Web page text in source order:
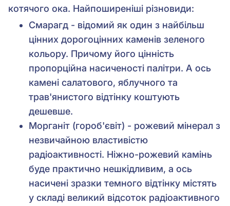
котячого ока. Найпоширеніші різновиди:
Смарагд - відомий як один з найбільш
цінних дорогоцінних каменів зеленого
кольору. Причому його цінність
пропорційна насиченості палітри. А ось
камені салатового, яблучного та
трав'янистого відтінку коштують
дешевше.
Морганіт (гороб'євіт) - рожевий мінерал з
незвичайною властивістю
радіоактивності. Ніжно-рожевий камінь
буде практично нешкідливим, а ось
насичені зразки темного відтінку містять
у складі великий відсоток радіоактивного